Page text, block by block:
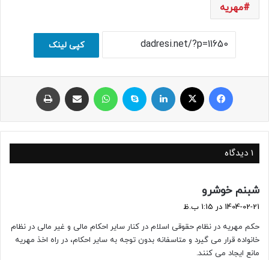
مهریه
کپی لینک
فیسبوک ایکس لینکداین اسکایپ واتس آپ اشتراک با ایمیل
1 دیدگاه
شبنم خوشرو
:
1404-02-21 در 1:15 ب.ظ
حکم مهریه در نظام حقوقی اسلام در کنار سایر احکام مالی و غیر مالی در نظام
خانواده قرار می گیرد و متاسفانه بدون توجه به سایر احکام، در راه اخذ مهریه
مانع ایجاد می کنند.